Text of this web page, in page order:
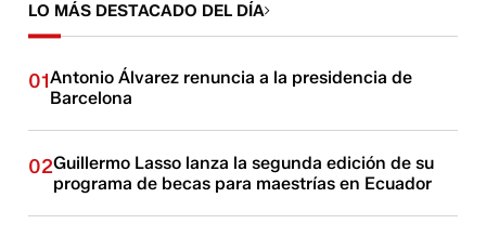
LO MÁS DESTACADO DEL DÍA
01Antonio Álvarez renuncia a la presidencia de
Barcelona
02Guillermo Lasso lanza la segunda edición de su
programa de becas para maestrías en Ecuador